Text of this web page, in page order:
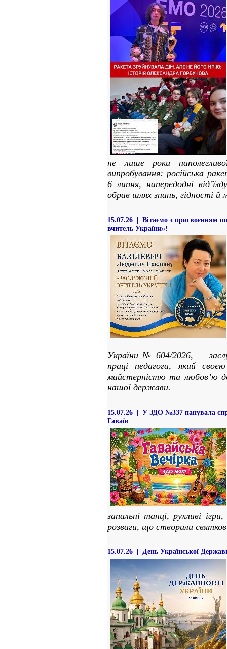
не лише роки
випробування: російська
6 липня, напередодні
обрав шлях знань, гідності й
15.07.26 | Вітаємо з присвоєнням
вчитель України»!
України № 604/2026, —
праці педагога, який
майстерністю та любов’ю
нашої держави.
15.07.26 | У ЗДО №337 панувала
Гаваїв
запальні танці, рухливі
розваги, що створили
15.07.26 | День Української